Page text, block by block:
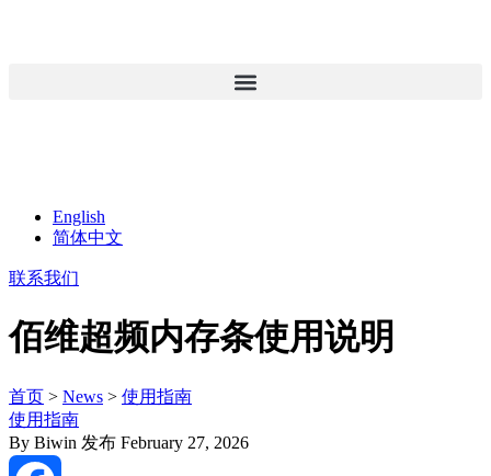
English
简体中文
联系我们
佰维超频内存条使用说明
首页 > News > 使用指南
使用指南
By Biwin 发布 February 27, 2026